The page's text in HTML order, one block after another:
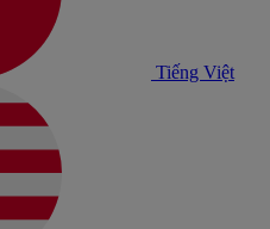
Tiếng Việt